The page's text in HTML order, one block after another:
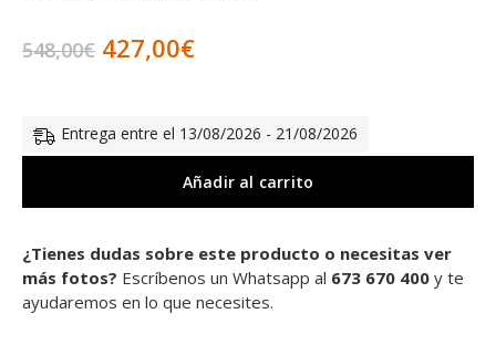
548,00€ El
original
548,00€.
427,00€El
actual
es:
427,00€.
Entrega entre el 13/08/2026 - 21/08/2026
Añadir al carrito
¿Tienes dudas sobre este producto o necesitas ver
más fotos? Escríbenos un Whatsapp al 673 670 400 y te
ayudaremos en lo que necesites.